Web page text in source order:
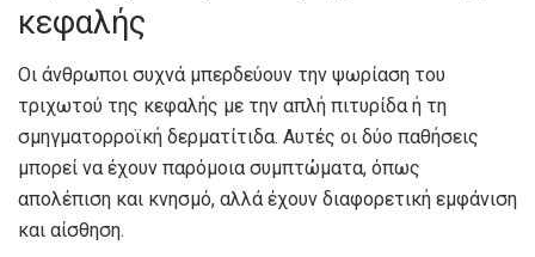
κεφαλής
Οι άνθρωποι συχνά μπερδεύουν την ψωρίαση του
τριχωτού της κεφαλής με την απλή πιτυρίδα ή τη
σμηγματορροϊκή δερματίτιδα. Αυτές οι δύο παθήσεις
μπορεί να έχουν παρόμοια συμπτώματα, όπως
απολέπιση και κνησμό, αλλά έχουν διαφορετική εμφάνιση
και αίσθηση.